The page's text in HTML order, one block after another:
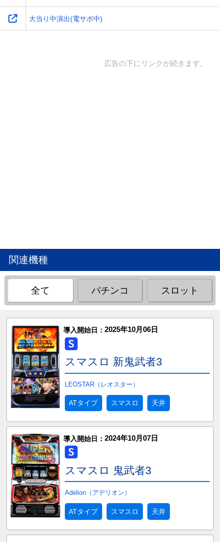
大当り中演出(電サポ中)
広告の下にリンクが続きます。
関連機種
全て パチンコ スロット
導入開始日： 2025年10月06日
スマスロ 新鬼武者3
LEOSTAR（レオスター）
ATタイプ スマスロ 天井
導入開始日： 2024年10月07日
スマスロ 鬼武者3
Adelion（アデリオン）
ATタイプ スマスロ 天井